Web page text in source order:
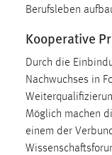
Berufsleben
Kooperative
Durch die
Nachwuchses in
Möglich machen
einem der
einloggen zu
Cookie
STATISTIK
Statistik
Diese